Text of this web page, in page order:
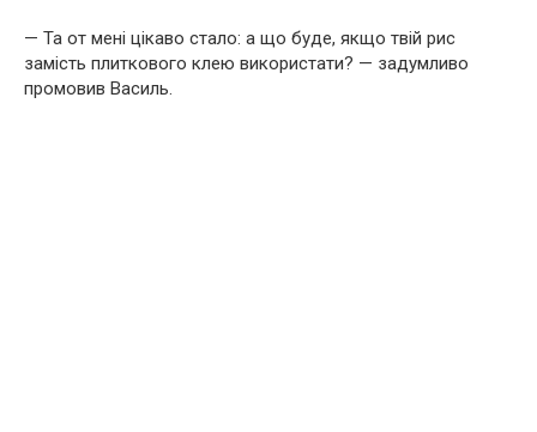
— Та от мені цікаво стало: а що буде, якщо твій рис
замість плиткового клею використати? — задумливо
промовив Василь.